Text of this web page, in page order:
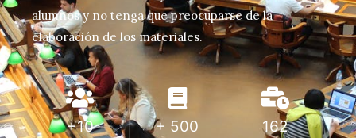
alumnos y no tenga que preocuparse de la
elaboración de los materiales.
+10 + 500 162